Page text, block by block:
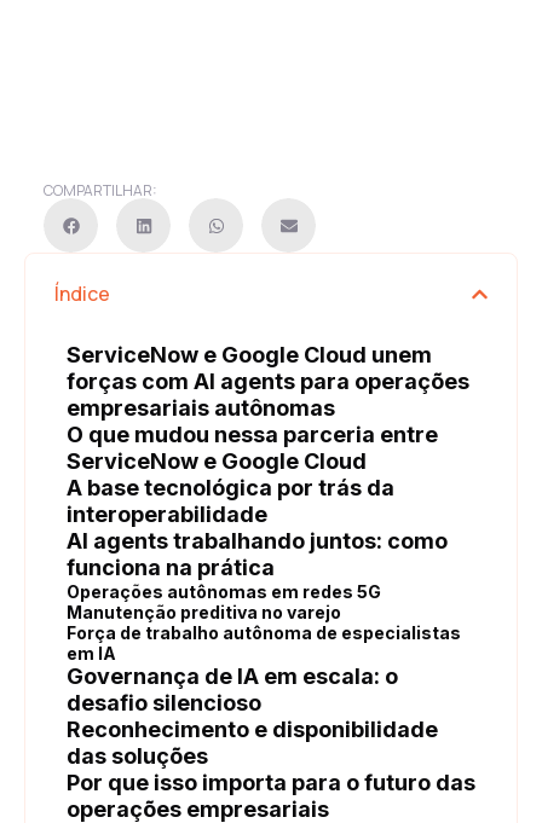
COMPARTILHAR:
Índice
ServiceNow e Google Cloud unem
forças com AI agents para operações
empresariais autônomas
O que mudou nessa parceria entre
ServiceNow e Google Cloud
A base tecnológica por trás da
interoperabilidade
AI agents trabalhando juntos: como
funciona na prática
Operações autônomas em redes 5G
Manutenção preditiva no varejo
Força de trabalho autônoma de especialistas
em IA
Governança de IA em escala: o
desafio silencioso
Reconhecimento e disponibilidade
das soluções
Por que isso importa para o futuro das
operações empresariais